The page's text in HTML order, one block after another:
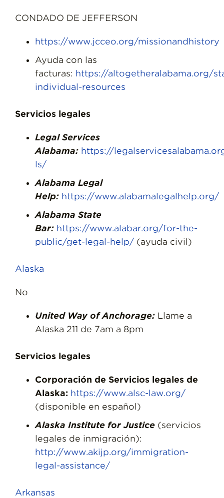
CONDADO DE JEFFERSON
https://www.jcceo.org/missionandhistory
Ayuda con las
facturas: https://altogetheralabama.org/
individual-resources
Servicios legales
Legal Services
Alabama: https://
ls/
Alabama Legal
Help: https://www.alabamalegalhelp.org/
Alabama State
Bar: https://www.alabar.org/for-the-
public/get-legal-help/ (ayuda civil)
Alaska
No
United Way of Anchorage: Llame a
Alaska 211 de 7am a 8pm
Servicios legales
Corporación de Servicios legales de
Alaska: https://www.alsc-law.org/
(disponible en español)
Alaska Institute for Justice (servicios
legales de inmigración):
http://www.akijp.org/immigration-
legal-assistance/
Arkansas